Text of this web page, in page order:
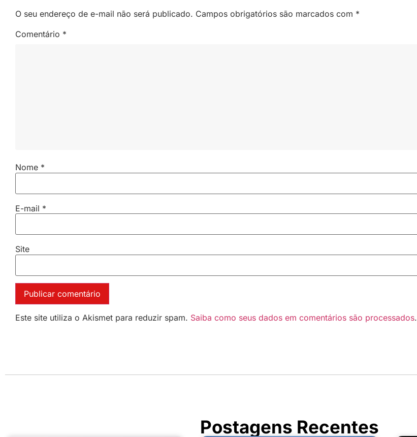
O seu endereço de e-mail não será publicado. Campos obrigatórios são marcados com *
Comentário *
Nome *
E-mail *
Site
Este site utiliza o Akismet para reduzir spam. Saiba como seus dados em comentários são processados.
Postagens Recentes